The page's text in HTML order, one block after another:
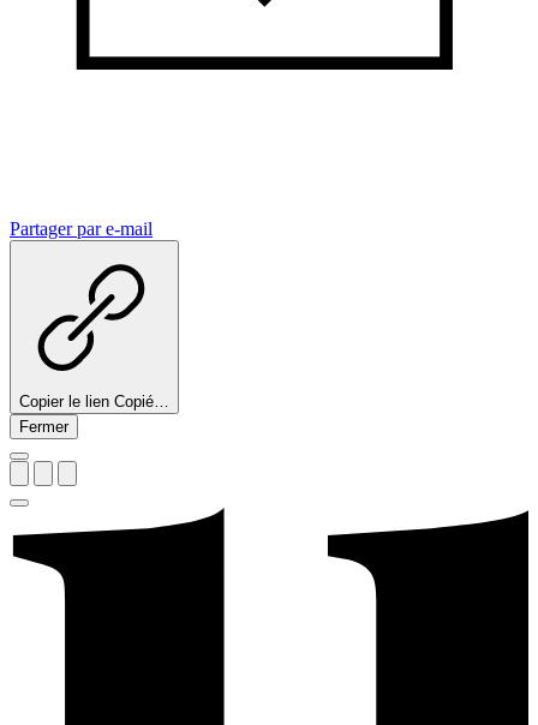
Partager par e-mail
Copier le lien Copié…
Fermer